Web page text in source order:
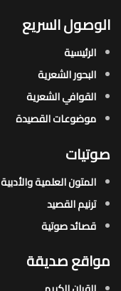
الوصول السريع
الرئيسية
البحور الشعرية​
القوافي الشعرية​
موضوعات القصيدة​
صوتيات
المتون العلمية والأدبية
ترنيم القصيد
قصائد صوتية
مواقع صديقة